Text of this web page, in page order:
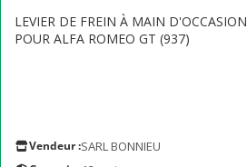
LEVIER DE FREIN À MAIN D'OCCASION
POUR ALFA ROMEO GT (937)
Vendeur :SARL BONNIEU